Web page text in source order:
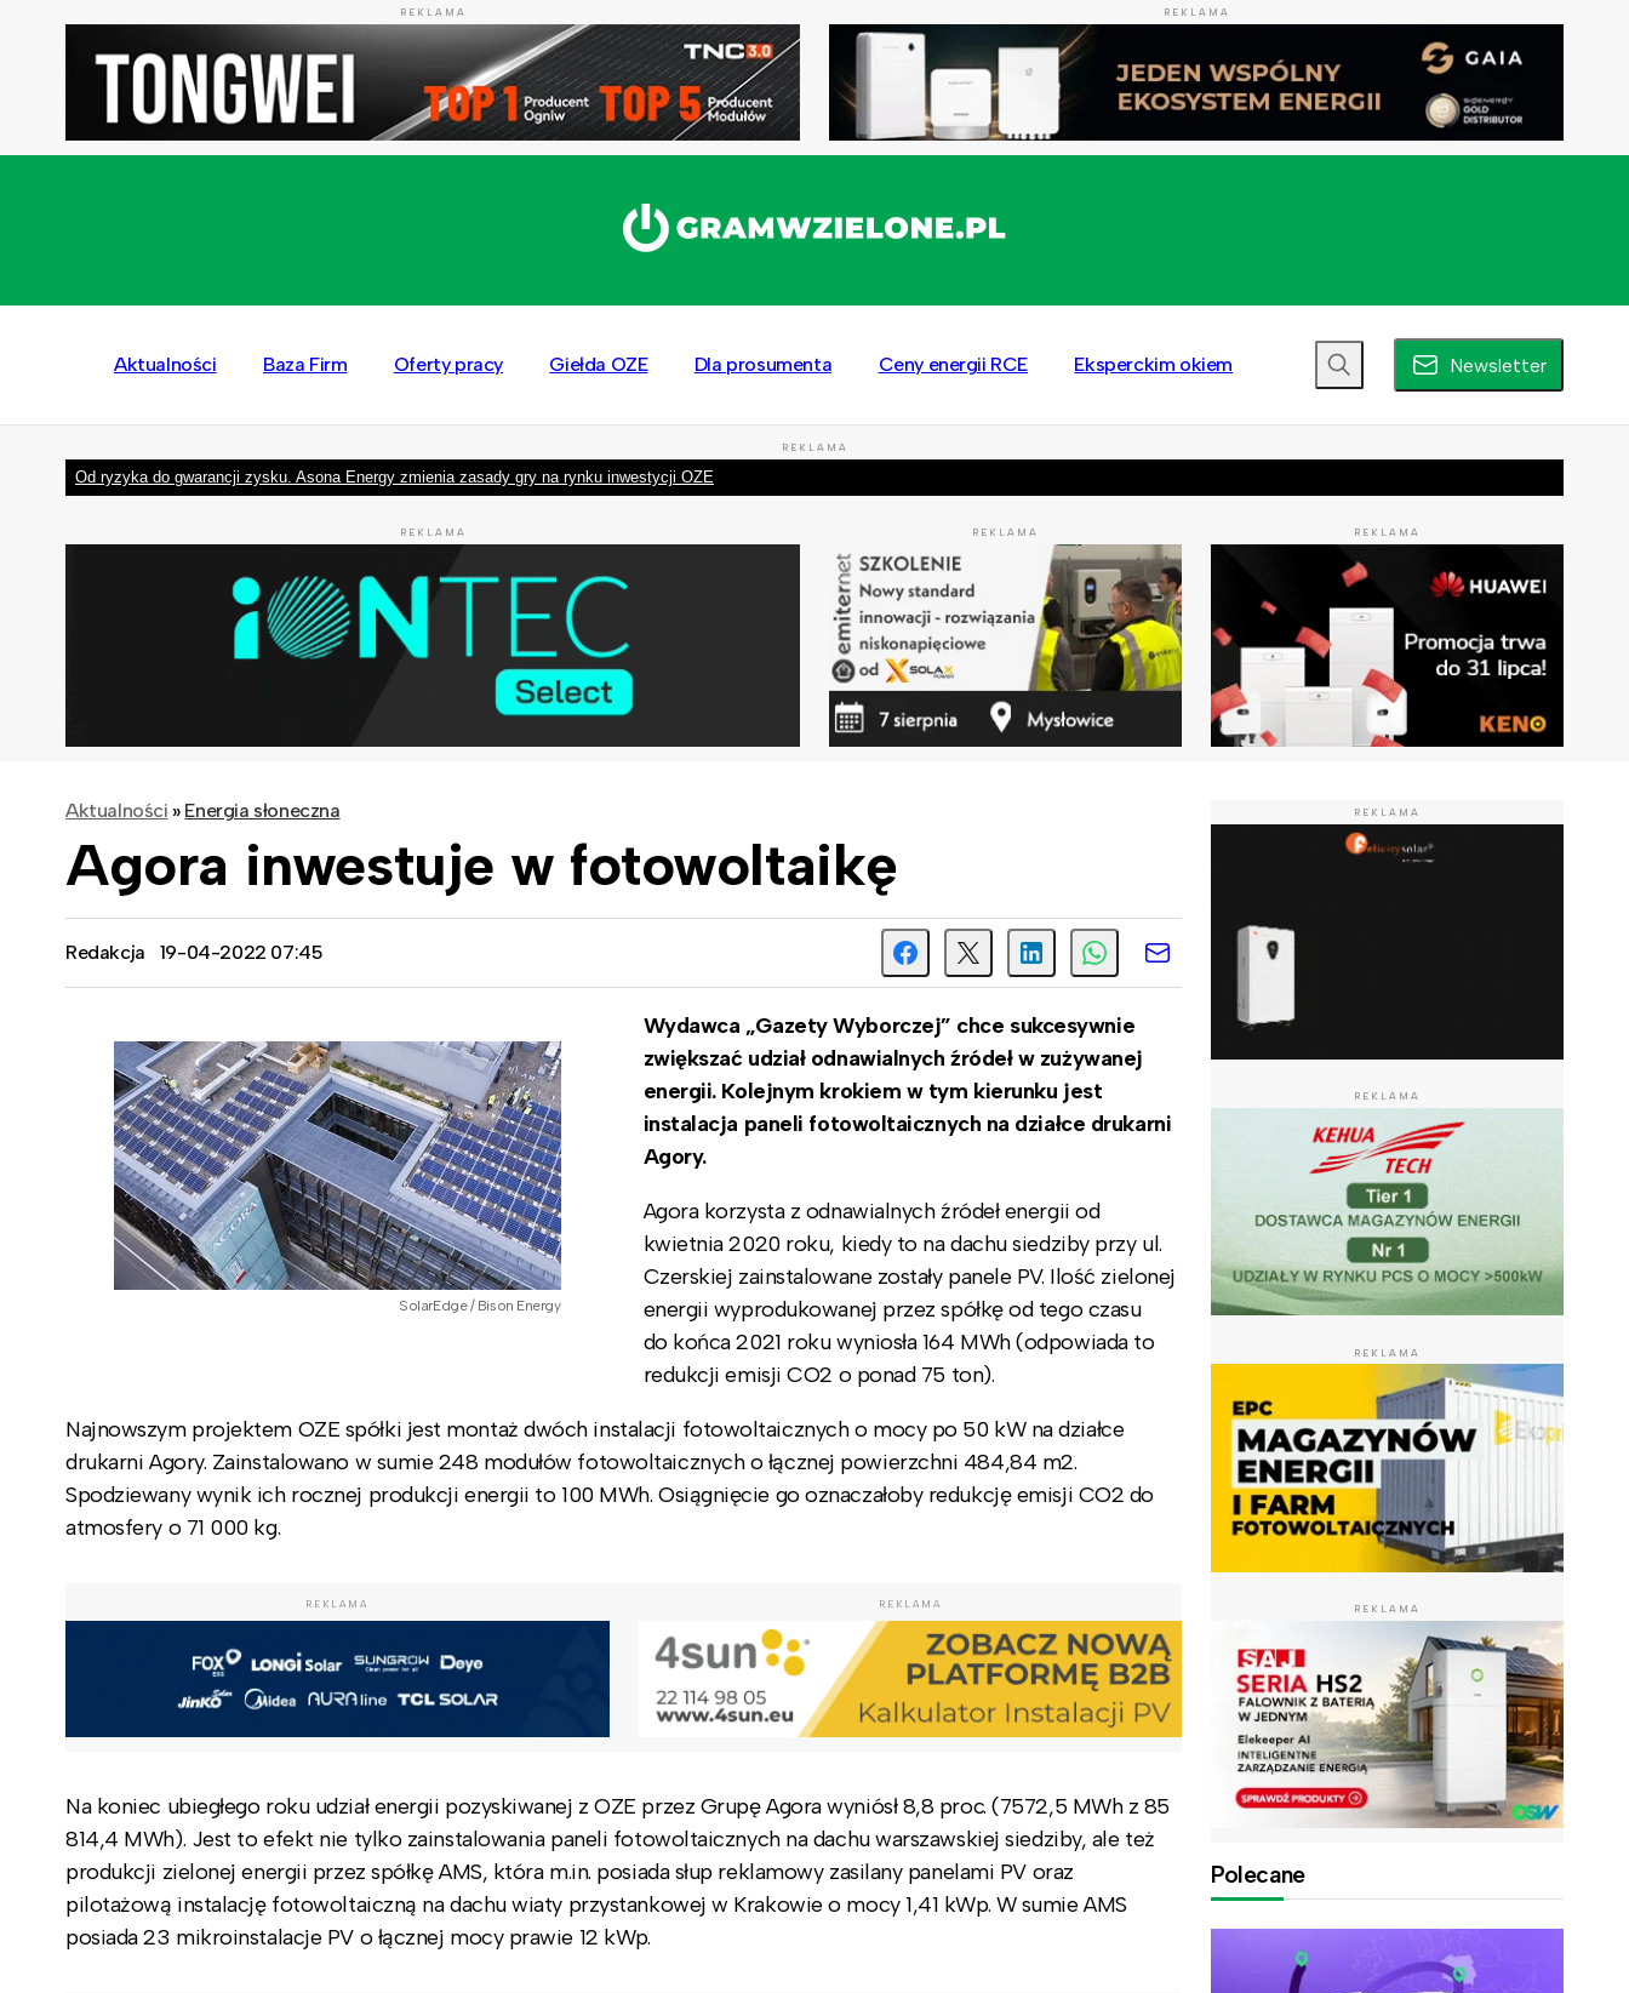
REKLAMA REKLAMA
Aktualności Baza Firm Oferty pracy Giełda OZE Dla prosumenta Ceny energii RCE Eksperckim okiem Newsletter
REKLAMA
Od ryzyka do gwarancji zysku. Asona Energy zmienia zasady gry na rynku inwestycji OZE
REKLAMA REKLAMA REKLAMA
Aktualności » Energia słoneczna
Agora inwestuje w fotowoltaikę
Redakcja 19-04-2022 07:45
SolarEdge / Bison Energy
Wydawca „Gazety Wyborczej” chce sukcesywnie
zwiększać udział odnawialnych źródeł w zużywanej
energii. Kolejnym krokiem w tym kierunku jest
instalacja paneli fotowoltaicznych na działce drukarni
Agory.
Agora korzysta z odnawialnych źródeł energii od
kwietnia 2020 roku, kiedy to na dachu siedziby przy ul.
Czerskiej zainstalowane zostały panele PV. Ilość zielonej
energii wyprodukowanej przez spółkę od tego czasu
do końca 2021 roku wyniosła 164 MWh (odpowiada to
redukcji emisji CO2 o ponad 75 ton).
Najnowszym projektem OZE spółki jest montaż dwóch instalacji fotowoltaicznych o mocy po 50 kW na działce
drukarni Agory. Zainstalowano w sumie 248 modułów fotowoltaicznych o łącznej powierzchni 484,84 m2.
Spodziewany wynik ich rocznej produkcji energii to 100 MWh. Osiągnięcie go oznaczałoby redukcję emisji CO2 do
atmosfery o 71 000 kg.
REKLAMA REKLAMA
Na koniec ubiegłego roku udział energii pozyskiwanej z OZE przez Grupę Agora wyniósł 8,8 proc. (7572,5 MWh z 85
814,4 MWh). Jest to efekt nie tylko zainstalowania paneli fotowoltaicznych na dachu warszawskiej siedziby, ale też
produkcji zielonej energii przez spółkę AMS, która m.in. posiada słup reklamowy zasilany panelami PV oraz
pilotażową instalację fotowoltaiczną na dachu wiaty przystankowej w Krakowie o mocy 1,41 kWp. W sumie AMS
posiada 23 mikroinstalacje PV o łącznej mocy prawie 12 kWp.
REKLAMA
REKLAMA
REKLAMA
REKLAMA
Polecane